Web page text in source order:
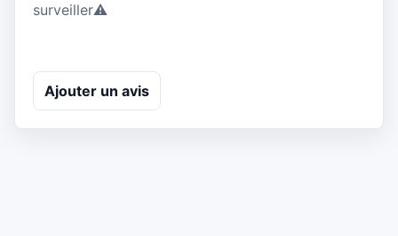
surveiller⚠️
Ajouter un avis